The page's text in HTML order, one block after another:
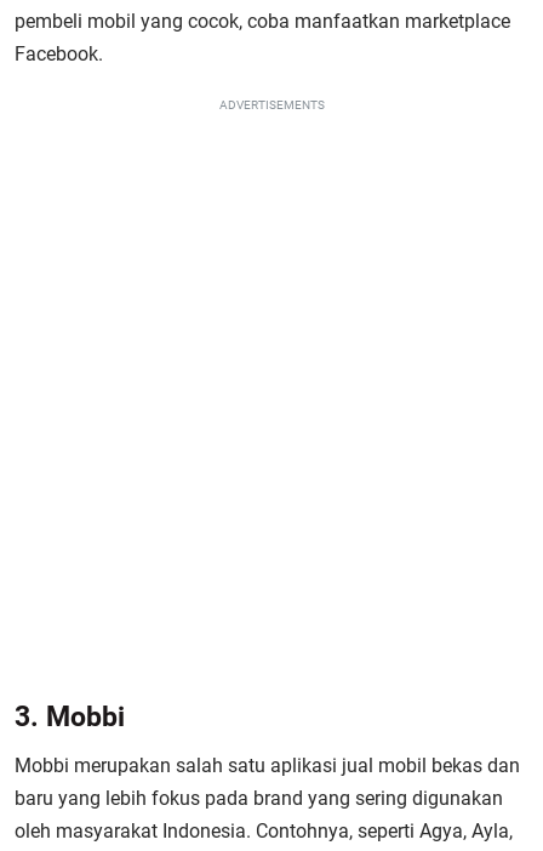
pembeli mobil yang cocok, coba manfaatkan marketplace
Facebook.
ADVERTISEMENTS
3. Mobbi
Mobbi merupakan salah satu aplikasi jual mobil bekas dan
baru yang lebih fokus pada brand yang sering digunakan
oleh masyarakat Indonesia. Contohnya, seperti Agya, Ayla,